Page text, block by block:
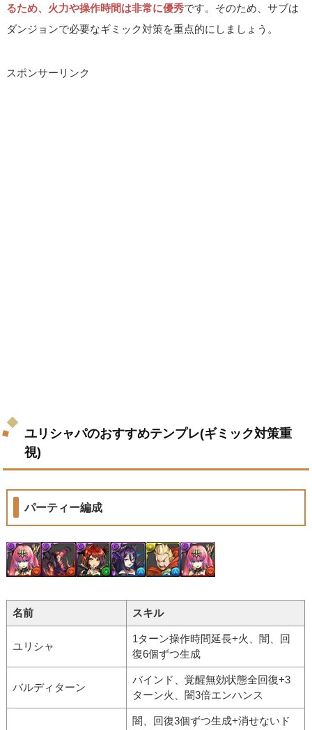
るため、火力や操作時間は非常に優秀です。そのため、サブは
ダンジョンで必要なギミック対策を重点的にしましょう。
スポンサーリンク
ユリシャパのおすすめテンプレ(ギミック対策重
視)
パーティー編成
名前 スキル
ユリシャ
1ターン操作時間延長+火、闇、回
復6個ずつ生成
バルディターン
バインド、覚醒無効状態全回復+3
ターン火、闇3倍エンハンス
闇、回復3個ずつ生成+消せないド